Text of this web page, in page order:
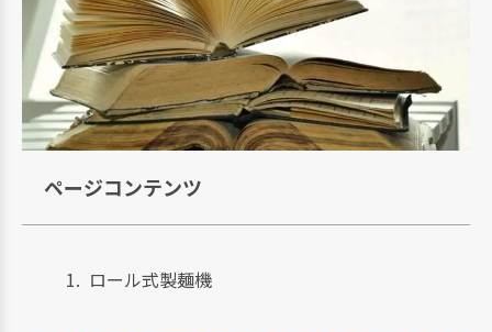
ページコンテンツ
ロール式製麺機